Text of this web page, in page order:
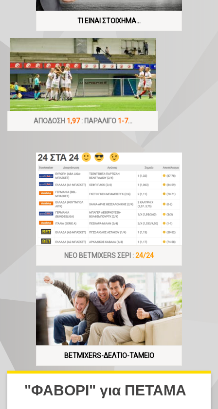
ΤΙ ΕΙΝΑΙ ΣΤΟΙΧΗΜΑ…
ΑΠΟΔΟΣΗ 1,97: ΠΑΡΑΛΙΓΟ 1-7…
ΝΕΟ BETMIXERS ΣΕΡΙ :24/24
BETMIXERS-ΔΕΛΤΙΟ-ΤΑΜΕΙΟ
"ΦΑΒΟΡΙ" για ΠΕΤΑΜΑ